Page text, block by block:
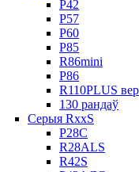
Р42
Р57
Р60
Р85
R86mini
Р86
R110PLUS
130 рандаў
Серыя RxxS
Р28С
R28ALS
R42S